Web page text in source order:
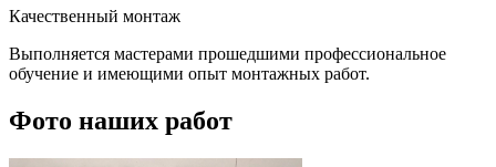
Качественный монтаж
Выполняется мастерами прошедшими профессиональное
обучение и имеющими опыт монтажных работ.
Фото наших работ